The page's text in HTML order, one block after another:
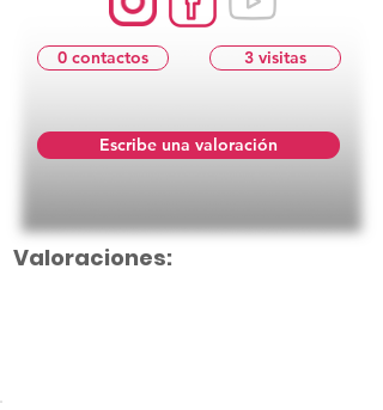
0 contactos 3 visitas
Escribe una valoración
Valoraciones: